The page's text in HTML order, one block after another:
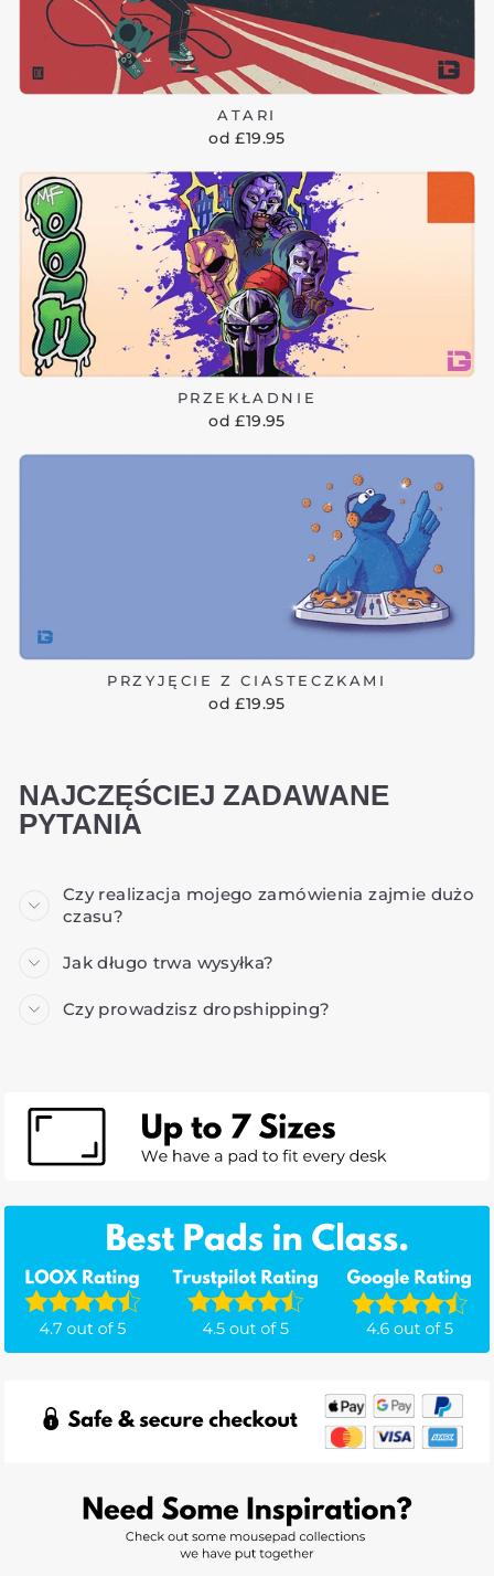
ATARI
od £19.95
PRZEKŁADNIE
od £19.95
PRZYJĘCIE Z CIASTECZKAMI
od £19.95
NAJCZĘŚCIEJ ZADAWANE
PYTANIA
Czy realizacja mojego zamówienia zajmie dużo
czasu?
Jak długo trwa wysyłka?
Czy prowadzisz dropshipping?